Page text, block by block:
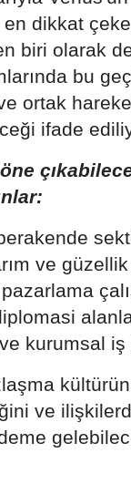
en dikkat
biri olarak
bu
ortak
ifade
ve
kurumsal
ve